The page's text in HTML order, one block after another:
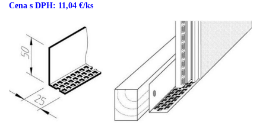
Cena s DPH: 11,04 €/ks